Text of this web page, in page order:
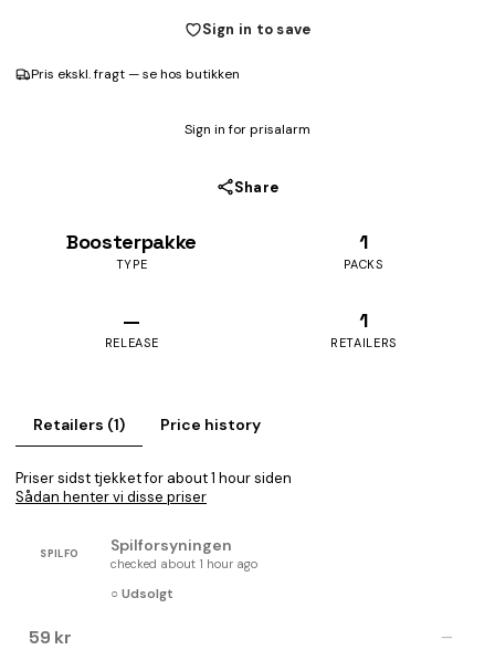
Sign in to save
Pris ekskl. fragt — se hos butikken
Sign in for prisalarm
Share
Boosterpakke
TYPE
1
PACKS
—
RELEASE
1
RETAILERS
Retailers (1) Price history
Priser sidst tjekket for about 1 hour siden
Sådan henter vi disse priser
SPILFO Spilforsyningen
checked about 1 hour ago
○ Udsolgt
59 kr —